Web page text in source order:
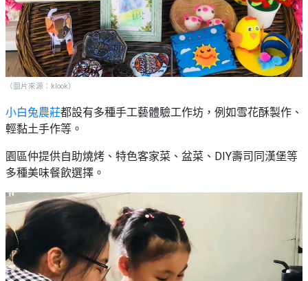
（圖片來源：klook）
小白兔農莊都設有多種手工藝體驗工作坊，例如雪花酥製作、
輕黏土手作等。
園區仲提供自助燒烤、特色客家菜、盆菜、DIY壽司同漢堡等
多種美味餐飲選擇。